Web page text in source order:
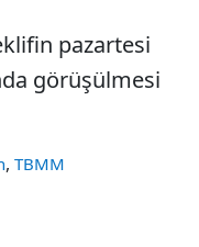
pazartesi
görüşülmesi
, TBMM